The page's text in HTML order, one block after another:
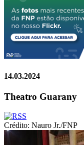
14.03.2024
Theatro Guarany
Crédito: Nauro Jr./FNP